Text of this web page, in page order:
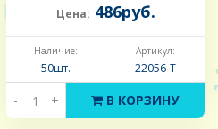
Цена: 486руб.
Наличие:
50шт.
Артикул:
22056-Т
- + В КОРЗИНУ